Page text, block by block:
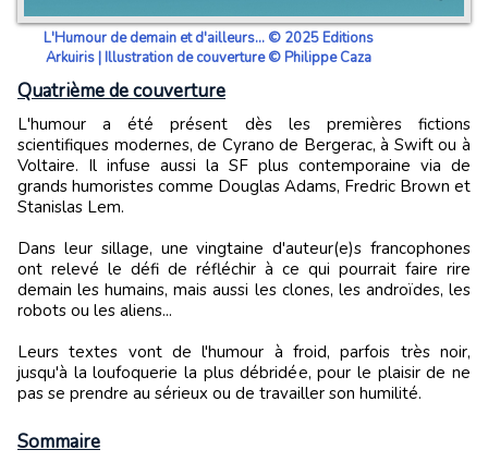
L'Humour de demain et d'ailleurs... © 2025 Editions
Arkuiris | Illustration de couverture © Philippe Caza
Quatrième de couverture
L'humour a été présent dès les premières fictions
scientifiques modernes, de Cyrano de Bergerac, à Swift ou à
Voltaire. Il infuse aussi la SF plus contemporaine via de
grands humoristes comme Douglas Adams, Fredric Brown et
Stanislas Lem.
Dans leur sillage, une vingtaine d'auteur(e)s francophones
ont relevé le défi de réfléchir à ce qui pourrait faire rire
demain les humains, mais aussi les clones, les androïdes, les
robots ou les aliens...
Leurs textes vont de l'humour à froid, parfois très noir,
jusqu'à la loufoquerie la plus débridée, pour le plaisir de ne
pas se prendre au sérieux ou de travailler son humilité.
Sommaire